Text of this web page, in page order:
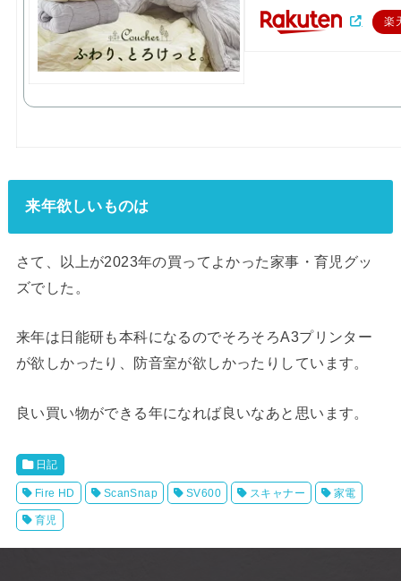
楽
来年欲しいものは
さて、以上が2023年の買ってよかった家事・育児グッ
ズでした。
来年は日能研も本科になるのでそろそろA3プリンター
が欲しかったり、防音室が欲しかったりしています。
良い買い物ができる年になれば良いなあと思います。
日記
Fire HD ScanSnap SV600 スキャナー 家電
育児